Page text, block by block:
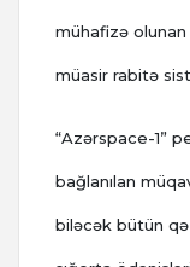
mühafizə
müasir rabitə
“Azərspace-1”
bağlanılan
biləcək bütün